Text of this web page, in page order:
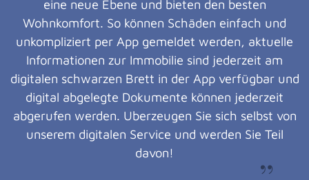
eine neue Ebene und bieten den besten
Wohnkomfort. So können Schäden einfach und
unkompliziert per App gemeldet werden, aktuelle
Informationen zur Immobilie sind jederzeit am
digitalen schwarzen Brett in der App verfügbar und
digital abgelegte Dokumente können jederzeit
abgerufen werden. Uberzeugen Sie sich selbst von
unserem digitalen Service und werden Sie Teil
davon!
„